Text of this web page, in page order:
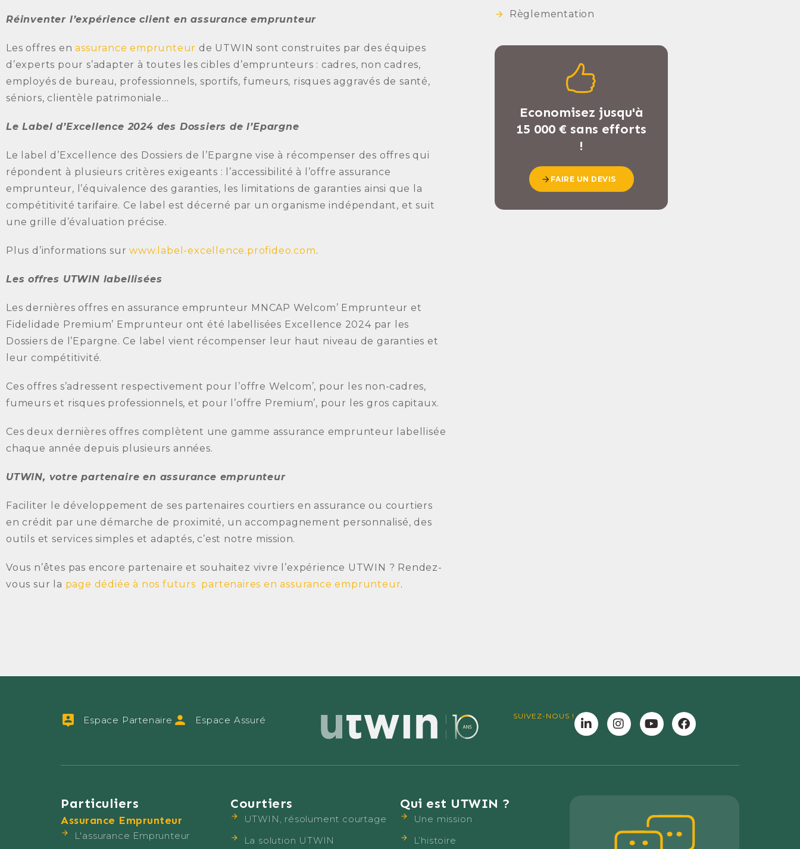
Réinventer l’expérience client en assurance emprunteur
Les offres enassurance emprunteur de UTWIN sont construites par des équipes
d’experts pour s’adapter à toutes les cibles d’emprunteurs : cadres, non cadres,
employés de bureau, professionnels, sportifs, fumeurs, risques aggravés de santé,
séniors, clientèle patrimoniale…
Le Label d’Excellence 2024 des Dossiers de l’Epargne
Le label d’Excellence des Dossiers de l’Epargne vise à récompenser des offres qui
répondent à plusieurs critères exigeants : l’accessibilité à l’offre assurance
emprunteur, l’équivalence des garanties, les limitations de garanties ainsi que la
compétitivité tarifaire. Ce label est décerné par un organisme indépendant, et suit
une grille d’évaluation précise.
Plus d’informations surwww.label-excellence.profideo.com.
Les offres UTWIN labellisées
Les dernières offres en assurance emprunteur MNCAP Welcom’ Emprunteur et
Fidelidade Premium’ Emprunteur ont été labellisées Excellence 2024 par les
Dossiers de l’Epargne. Ce label vient récompenser leur haut niveau de garanties et
leur compétitivité.
Ces offres s’adressent respectivement pour l’offre Welcom’, pour les non-cadres,
fumeurs et risques professionnels, et pour l’offre Premium’, pour les gros capitaux.
Ces deux dernières offres complètent une gamme assurance emprunteur labellisée
chaque année depuis plusieurs années.
UTWIN, votre partenaire en assurance emprunteur
Faciliter le développement de ses partenaires courtiers en assurance ou courtiers
en crédit par une démarche de proximité, un accompagnement personnalisé, des
outils et services simples et adaptés, c’est notre mission.
Vous n’êtes pas encore partenaire et souhaitez vivre l’expérience UTWIN ? Rendez-
vous sur la page dédiée à nos futurs partenaires en assurance emprunteur.
Règlementation
Economisez jusqu'à
15 000 € sans efforts
!
FAIRE UN DEVIS
Espace Partenaire Espace Assuré SUIVEZ-NOUS !
Particuliers
Assurance Emprunteur
L'assurance Emprunteur
Courtiers
UTWIN, résolument courtage
La solution UTWIN
Qui est UTWIN ?
Une mission
L’histoire